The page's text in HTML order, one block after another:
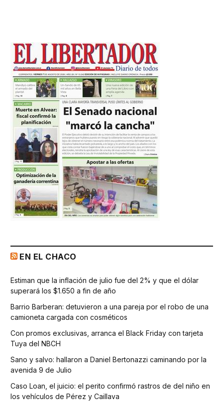
EN EL CHACO
Estiman que la inflación de julio fue del 2% y que el dólar
superará los $1.650 a fin de año
Barrio Barberan: detuvieron a una pareja por el robo de una
camioneta cargada con cosméticos
Con promos exclusivas, arranca el Black Friday con tarjeta
Tuya del NBCH
Sano y salvo: hallaron a Daniel Bertonazzi caminando por la
avenida 9 de Julio
Caso Loan, el juicio: el perito confirmó rastros de del niño en
los vehículos de Pérez y Caillava